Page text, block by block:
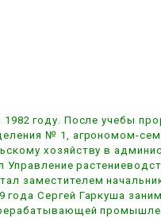
году. После учебы
№ 1, агрономом-
хозяйству в
заместителем
Сергей Гаркуша